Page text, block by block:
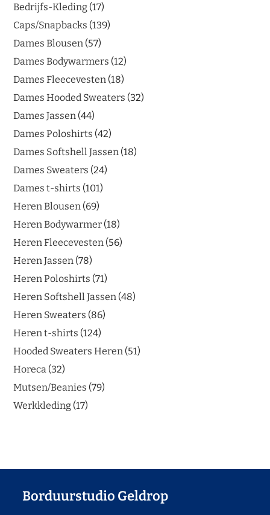
Bedrijfs-Kleding 17
Caps/Snapbacks 139
Dames Blousen 57
Dames Bodywarmers 12
Dames Fleecevesten 18
Dames Hooded Sweaters 32
Dames Jassen 44
Dames Poloshirts 42
Dames Softshell Jassen 18
Dames Sweaters 24
Dames t-shirts 101
Heren Blousen 69
Heren Bodywarmer 18
Heren Fleecevesten 56
Heren Jassen 78
Heren Poloshirts 71
Heren Softshell Jassen 48
Heren Sweaters 86
Heren t-shirts 124
Hooded Sweaters Heren 51
Horeca 32
Mutsen/Beanies 79
Werkkleding 17
Borduurstudio Geldrop